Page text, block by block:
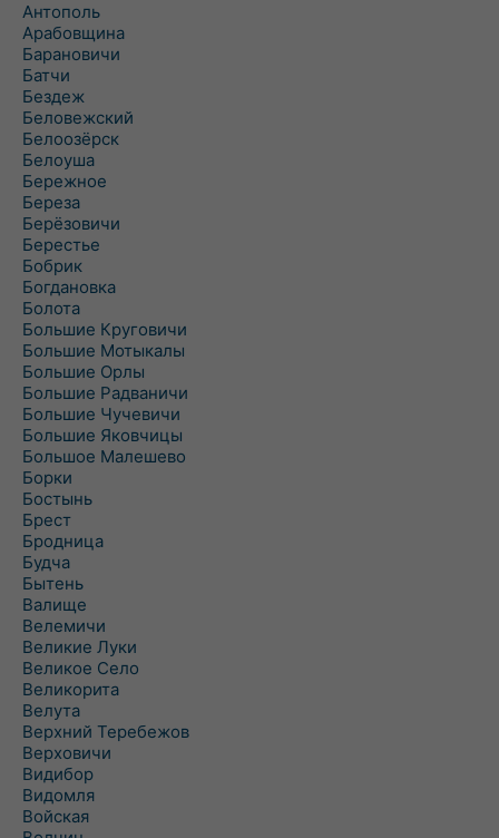
Антополь
Арабовщина
Барановичи
Батчи
Бездеж
Беловежский
Белоозёрск
Белоуша
Бережное
Береза
Берёзовичи
Берестье
Бобрик
Богдановка
Болота
Большие Круговичи
Большие Мотыкалы
Большие Орлы
Большие Радваничи
Большие Чучевичи
Большие Яковчицы
Большое Малешево
Борки
Бостынь
Брест
Бродница
Будча
Бытень
Валище
Велемичи
Великие Луки
Великое Село
Великорита
Велута
Верхний Теребежов
Верховичи
Видибор
Видомля
Войская